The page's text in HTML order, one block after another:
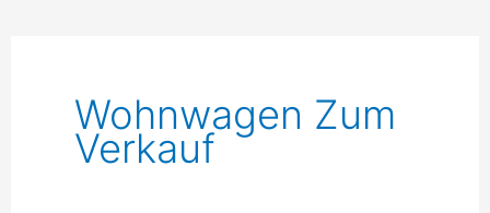
Wohnwagen Zum
Verkauf